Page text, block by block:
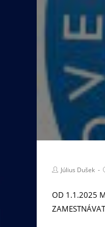
Július Dušek
OD 1.1.2025